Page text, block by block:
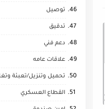
توصيل
تدقيق
دعم فني
علاقات عامه
تحميل وتنزيل/تعبئة
القطاع العسكري